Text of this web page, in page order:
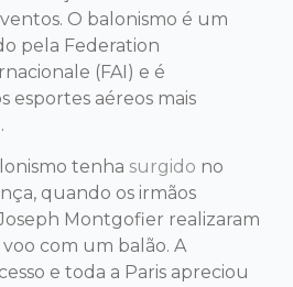
O balonismo é um
pela Federation
(FAI) e é
esportes aéreos mais
tenha surgido no
quando os irmãos
Montgofier realizaram
com um balão. A
e toda a Paris apreciou